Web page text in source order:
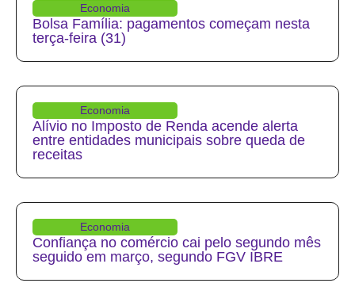
Economia
Bolsa Família: pagamentos começam nesta
terça-feira (31)
Economia
Alívio no Imposto de Renda acende alerta
entre entidades municipais sobre queda de
receitas
Economia
Confiança no comércio cai pelo segundo mês
seguido em março, segundo FGV IBRE